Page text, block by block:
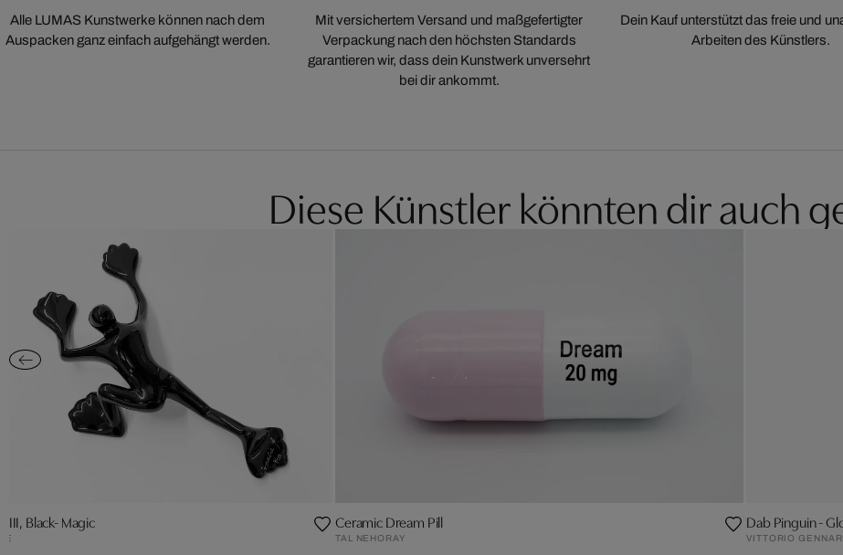
Alle LUMAS Kunstwerke können nach dem
Auspacken ganz einfach aufgehängt werden.
Mit versichertem Versand und maßgefertigter
Verpackung nach den höchsten Standards
garantieren wir, dass dein Kunstwerk unversehrt
bei dir ankommt.
Dein Kauf unterstützt das freie und
Arbeiten des Künstlers.
Diese Künstler könnten dir auch
Black- Magic Ceramic Dream Pill
TAL NEHORAY
Dab Pinguin -
VITTORIO GENNARI